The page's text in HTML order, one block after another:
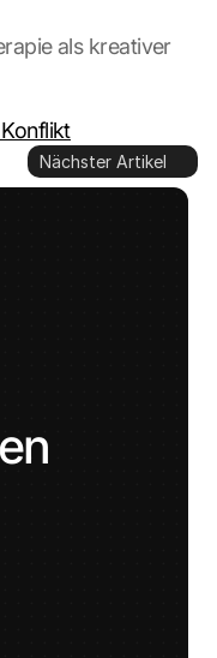
als kreativer
Nächster Artikel